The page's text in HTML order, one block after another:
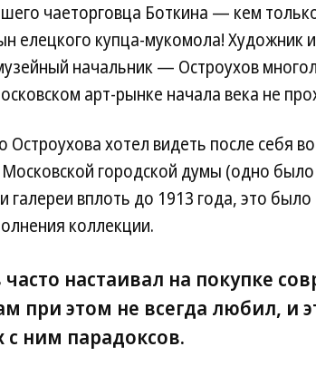
чаеторговца Боткина — кем
елецкого купца-мукомола! Художник
начальник — Остроухов
арт-рынке начала века не
Остроухова хотел видеть после себя
городской думы (одно было
галереи вплоть до 1913 года, это
коллекции.
настаивал на покупке
при этом не всегда любил, и
с ним парадоксов.